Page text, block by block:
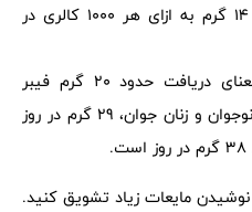
مصرف توصیه شده فیبر رژیمی 14 گرم به ازای هر 1000 کالری در
برای کودکان کوچکتر، این به معنای دریافت حدود 20 گرم فیبر
غذایی در روز است. برای دختران نوجوان و زنان جوان، 29 گرم در روز
مایعات زیاد تشویق کنید.